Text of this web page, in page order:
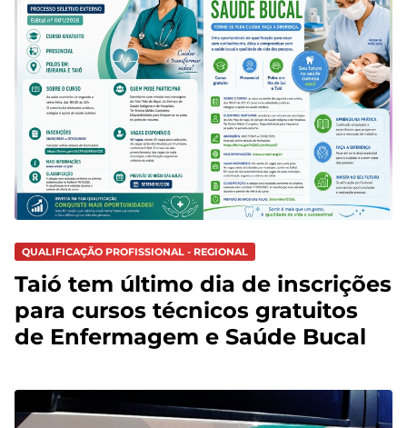
QUALIFICAÇÃO PROFISSIONAL - REGIONAL
Taió tem último dia de inscrições
para cursos técnicos gratuitos
de Enfermagem e Saúde Bucal